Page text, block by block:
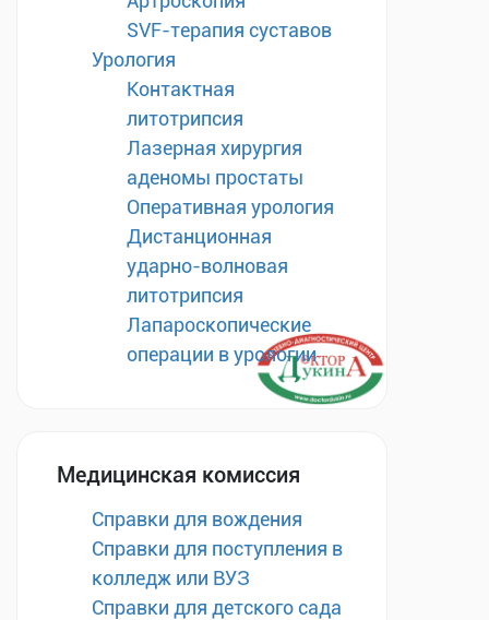
SVF-терапия суставов
Урология
Контактная
литотрипсия
Лазерная хирургия
аденомы простаты
Оперативная урология
Дистанционная
ударно-волновая
литотрипсия
Лапароскопические
операции в урологии
Медицинская комиссия
Справки для вождения
Справки для поступления в
колледж или ВУЗ
Справки для детского сада